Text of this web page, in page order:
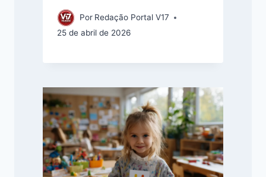
Por Redação Portal V17
25 de abril de 2026